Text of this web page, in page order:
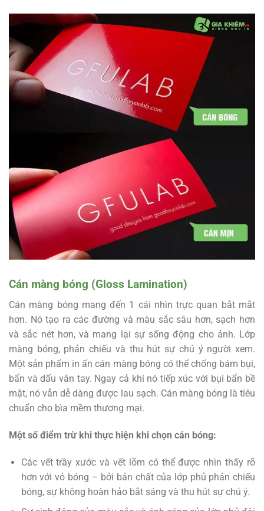
Cán màng bóng (Gloss Lamination)
Cán màng bóng mang đến 1 cái nhìn trực quan bắt mắt
hơn. Nó tạo ra các đường và màu sắc sâu hơn, sạch hơn
và sắc nét hơn, và mang lại sự sống động cho ảnh. Lớp
màng bóng, phản chiếu và thu hút sự chú ý người xem.
Một sản phẩm in ấn cán màng bóng có thể chống bám bụi,
bẩn và dấu vân tay. Ngay cả khi nó tiếp xúc với bụi bẩn bề
mặt, nó vẫn dễ dàng được lau sạch. Cán màng bóng là tiêu
chuẩn cho bìa mềm thương mại.
Một số điểm trừ khi thực hiện khi chọn cán bóng:
Các vết trầy xước và vết lõm có thể được nhìn thấy rõ
hơn với vỏ bóng – bởi bản chất của lớp phủ phản chiếu
bóng, sự không hoàn hảo bắt sáng và thu hút sự chú ý.